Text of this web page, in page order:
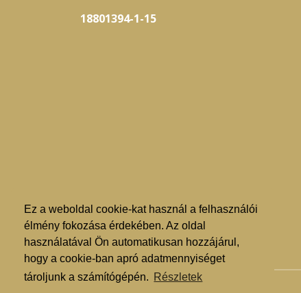
Ez a weboldal cookie-kat használ a felhasználói
élmény fokozása érdekében. Az oldal
használatával Ön automatikusan hozzájárul,
hogy a cookie-ban apró adatmennyiséget
tároljunk a számítógépén. Részletek
18801394-1-15